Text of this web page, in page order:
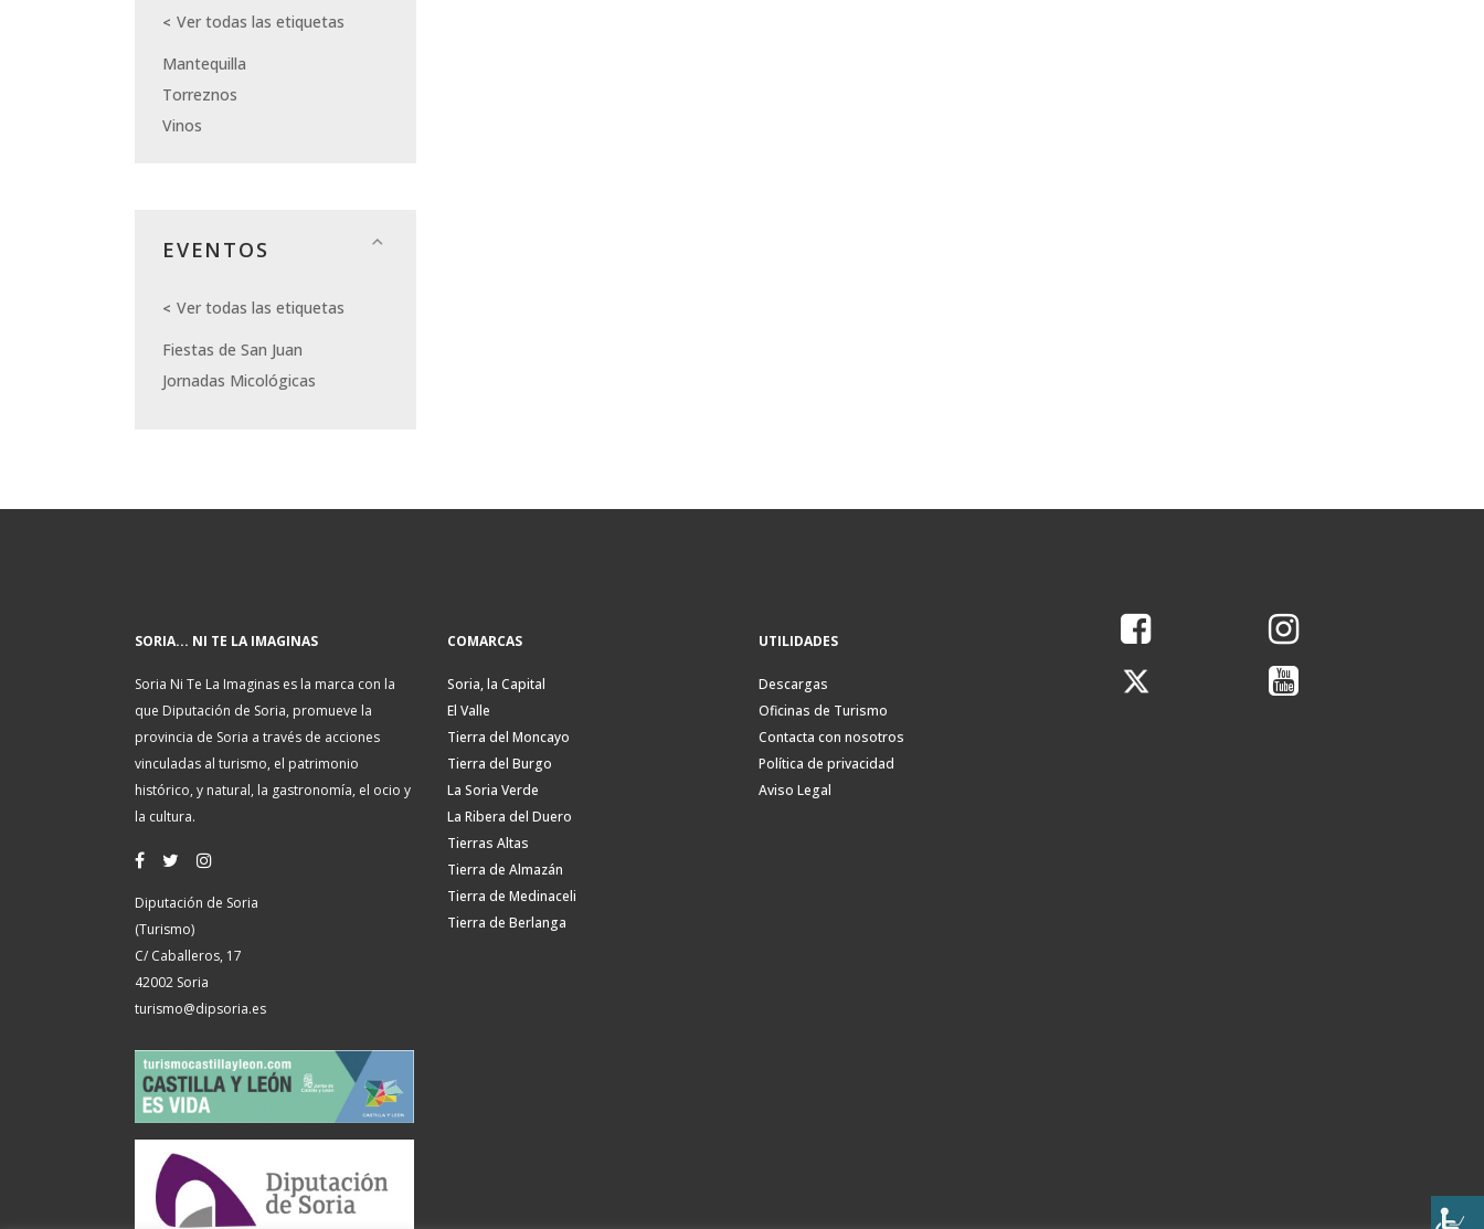
Ver todas las etiquetas
Mantequilla
Torreznos
Vinos
EVENTOS
Ver todas las etiquetas
Fiestas de San Juan
Jornadas Micológicas
SORIA... NI TE LA IMAGINAS
Soria Ni Te La Imaginas es la marca con la
que Diputación de Soria, promueve la
provincia de Soria a través de acciones
vinculadas al turismo, el patrimonio
histórico, y natural, la gastronomía, el ocio y
la cultura.
Diputación de Soria
(Turismo)
C/ Caballeros, 17
42002 Soria
turismo@dipsoria.es
COMARCAS
Soria, la Capital
El Valle
Tierra del Moncayo
Tierra del Burgo
La Soria Verde
La Ribera del Duero
Tierras Altas
Tierra de Almazán
Tierra de Medinaceli
Tierra de Berlanga
UTILIDADES
Descargas
Oficinas de Turismo
Contacta con nosotros
Política de privacidad
Aviso Legal